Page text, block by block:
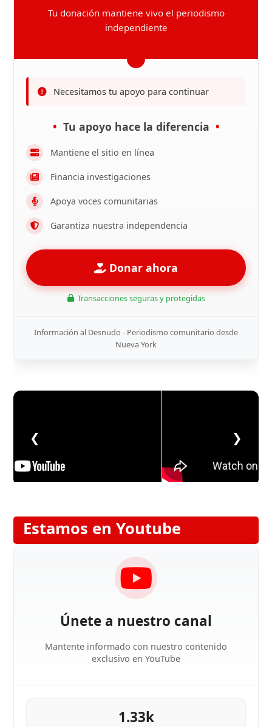
Tu donación mantiene vivo el periodismo
independiente
Necesitamos tu apoyo para continuar
Tu apoyo hace la diferencia
Mantiene el sitio en línea
Financia investigaciones
Apoya voces comunitarias
Garantiza nuestra independencia
Donar ahora
Transacciones seguras y protegidas
Información al Desnudo - Periodismo comunitario desde
Nueva York
❮ ❯
Estamos en Youtube
Únete a nuestro canal
Mantente informado con nuestro contenido
exclusivo en YouTube
1.33k